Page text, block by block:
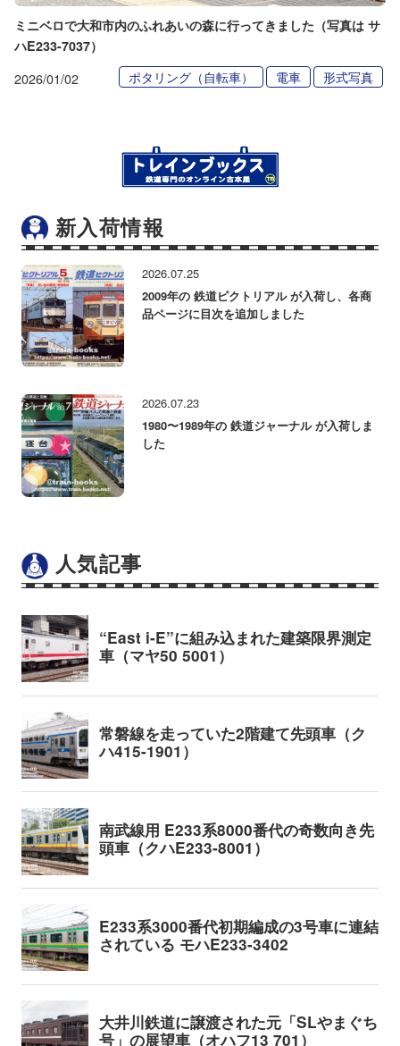
ミニベロで大和市内のふれあいの森に行ってきました（写真は サ
ハE233-7037）
2026/01/02 ポタリング（自転車） 電車 形式写真
新入荷情報
2026.07.25
2009年の 鉄道ピクトリアル が入荷し、各商
品ページに目次を追加しました
2026.07.23
1980〜1989年の 鉄道ジャーナル が入荷しま
した
人気記事